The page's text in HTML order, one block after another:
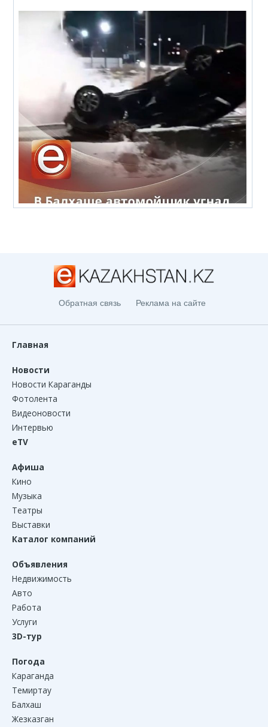
Обратная связь Реклама на сайте
Главная
Новости
Новости Караганды
Фотолента
Видеоновости
Интервью
eTV
Афиша
Кино
Музыка
Театры
Выставки
Каталог компаний
Объявления
Недвижимость
Авто
Работа
Услуги
3D-тур
Погода
Караганда
Темиртау
Балхаш
Жезказган